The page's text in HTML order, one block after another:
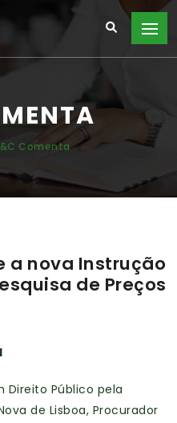
Comenta
a nova Instrução
de Preços
Direito Público pela
de Lisboa, Procurador